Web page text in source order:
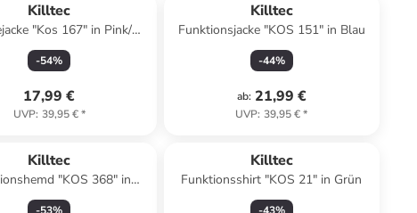
Killtec
"Kos 167" in Pink/
Anthrazit
-54%
17,99 €
UVP: 39,95 €*
Killtec
Funktionsjacke "KOS 151" in Blau
-44%
ab: 21,99 €
UVP: 39,95 €*
Killtec
"KOS 368" in
Hellblau
Killtec
Funktionsshirt "KOS 21" in Grün